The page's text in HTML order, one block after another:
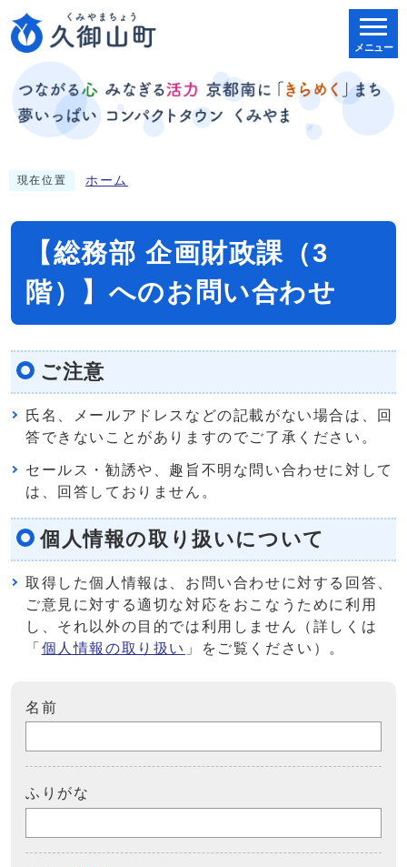
メニュー
現在位置 ホーム
【総務部 企画財政課（3
階）】へのお問い合わせ
ご注意
氏名、メールアドレスなどの記載がない場合は、回
答できないことがありますのでご了承ください。
セールス・勧誘や、趣旨不明な問い合わせに対して
は、回答しておりません。
個人情報の取り扱いについて
取得した個人情報は、お問い合わせに対する回答、
ご意見に対する適切な対応をおこなうために利用
し、それ以外の目的では利用しません（詳しくは
「 個人情報の取り扱い 」をご覧ください）。
名前
ふりがな